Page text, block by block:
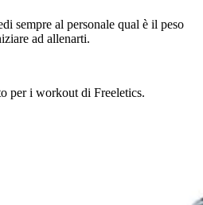
sempre al personale qual è il peso
ad allenarti.
per i workout di Freeletics.